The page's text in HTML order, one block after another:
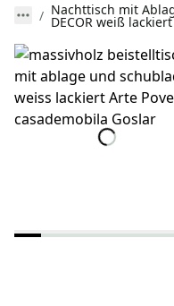
Nachttisch mit
DECOR weiß lackiert